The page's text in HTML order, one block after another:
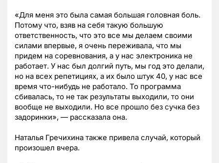
«Для меня это была самая большая головная боль.
Потому что, взяв на себя такую большую
ответственность, что это все мы делаем своими
силами впервые, я очень переживала, что мы
придем на соревнования, а у нас электроника не
работает. У нас был долгий путь, мы год это делали,
но на всех репетициях, а их было штук 40, у нас все
время что-нибудь не работало. То программа
сбивалась, то не так результаты выходили, то они
вообще не выходили. Но все прошло без сучка без
задоринки», — рассказала она.
Наталья Гречихина также привела случай, который
произошел вчера.